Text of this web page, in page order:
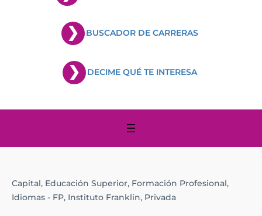
BUSCADOR DE CARRERAS
DECIME QUÉ TE INTERESA
Capital, Educación Superior, Formación Profesional,
Idiomas - FP, Instituto Franklin, Privada